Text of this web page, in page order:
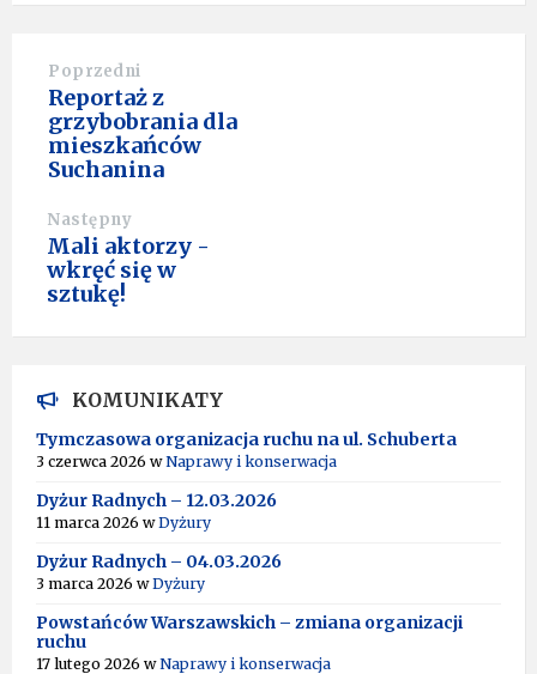
Poprzedni
Reportaż z
grzybobrania dla
mieszkańców
Suchanina
Następny
Mali aktorzy -
wkręć się w
sztukę!
KOMUNIKATY
Tymczasowa organizacja ruchu na ul. Schuberta
3 czerwca 2026 wNaprawy i konserwacja
Dyżur Radnych – 12.03.2026
11 marca 2026 wDyżury
Dyżur Radnych – 04.03.2026
3 marca 2026 wDyżury
Powstańców Warszawskich – zmiana organizacji
ruchu
17 lutego 2026 wNaprawy i konserwacja